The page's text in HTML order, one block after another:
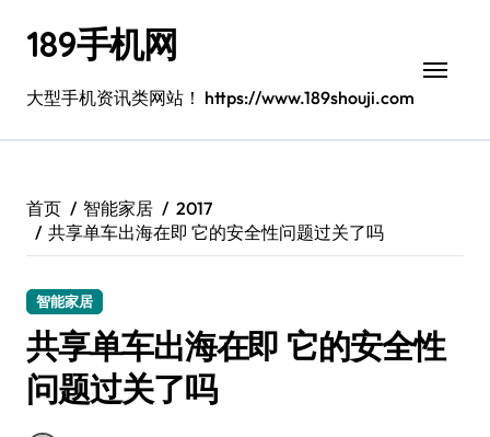
189手机网
大型手机资讯类网站！ https://www.189shouji.com
首页 智能家居
2017
共享单车出海在即 它的安全性问题过关了吗
智能家居
共享单车出海在即 它的安全性
问题过关了吗